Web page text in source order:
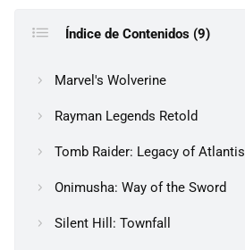
Índice de Contenidos (9)
Marvel's Wolverine
Rayman Legends Retold
Tomb Raider: Legacy of Atlantis
Onimusha: Way of the Sword
Silent Hill: Townfall